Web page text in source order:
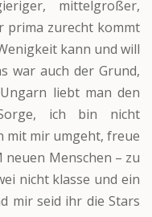
mittelgroßer,
prima zurecht kommt
kann und will
war auch der Grund,
liebt man den
ich bin nicht
mit mir umgeht, freue
neuen Menschen – zu
nicht klasse und ein
mir seid ihr die Stars